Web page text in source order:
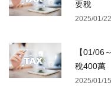
要稅
2025/01/
【01/06
稅400萬
2025/01/